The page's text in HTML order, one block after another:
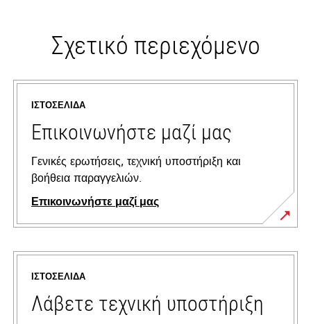
Σχετικό περιεχόμενο
ΙΣΤΟΣΕΛΊΔΑ
Επικοινωνήστε μαζί μας
Γενικές ερωτήσεις, τεχνική υποστήριξη και
βοήθεια παραγγελιών.
Επικοινωνήστε μαζί μας
ΙΣΤΟΣΕΛΊΔΑ
Λάβετε τεχνική υποστήριξη